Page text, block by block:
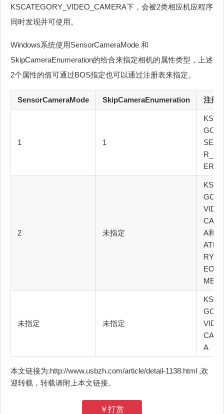
KSCATEGORY_VIDEO_CAMERA下，会被2类相应机应程序
同时发现并可使用。
Windows系统使用SensorCameraMode 和
SkipCameraEnumeration的给合来指定相机的属性类型，上述
2个属性的值可通过BOS指定也可以通过注册表来指定。
SensorCameraMode SkipCameraEnumeration 注册
1 1
ERA
2 未指定
A和
未指定 未指定
A
本文链接为:http://www.usbzh.com/article/detail-1138.html ,欢
迎转载，转载请附上本文链接。
￥打赏